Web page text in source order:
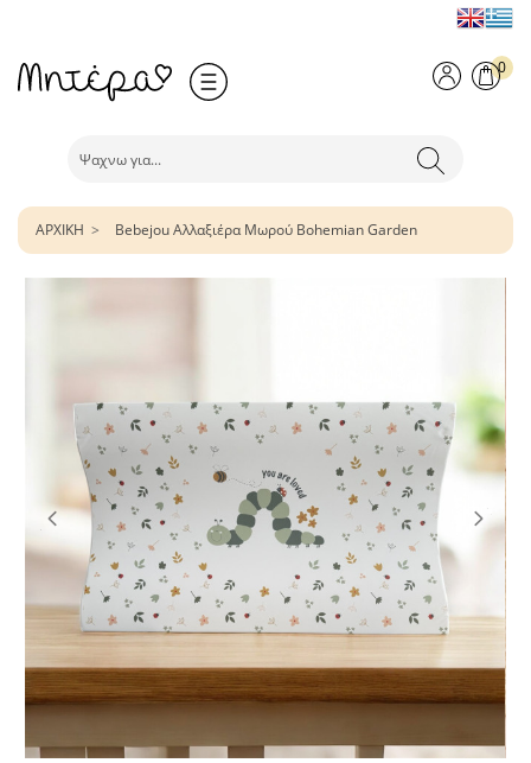
0
ΑΡΧΙΚΗ Bebejou Αλλαξιέρα Μωρού Bohemian Garden